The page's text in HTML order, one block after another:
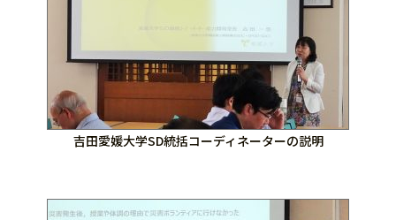
吉田愛媛大学SD統括コーディネーターの説明